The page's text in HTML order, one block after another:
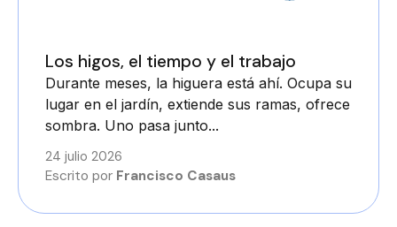
Los higos, el tiempo y el trabajo
Durante meses, la higuera está ahí. Ocupa su
lugar en el jardín, extiende sus ramas, ofrece
sombra. Uno pasa junto...
24 julio 2026
Escrito por Francisco Casaus